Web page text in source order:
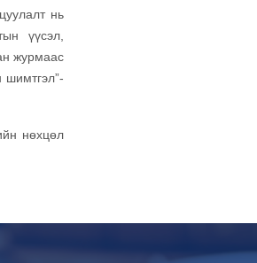
нь
үүсэл,
журмаас
шимтгэл”-
нөхцөл